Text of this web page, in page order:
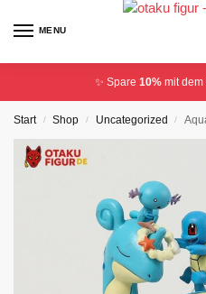
MENU
✨ Spare 10%mit dem
Start / Shop / Uncategorized /